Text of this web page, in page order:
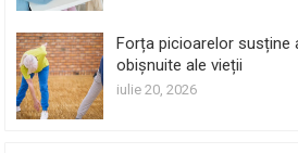
Forța picioarelor susține
obișnuite ale vieții
iulie 20, 2026